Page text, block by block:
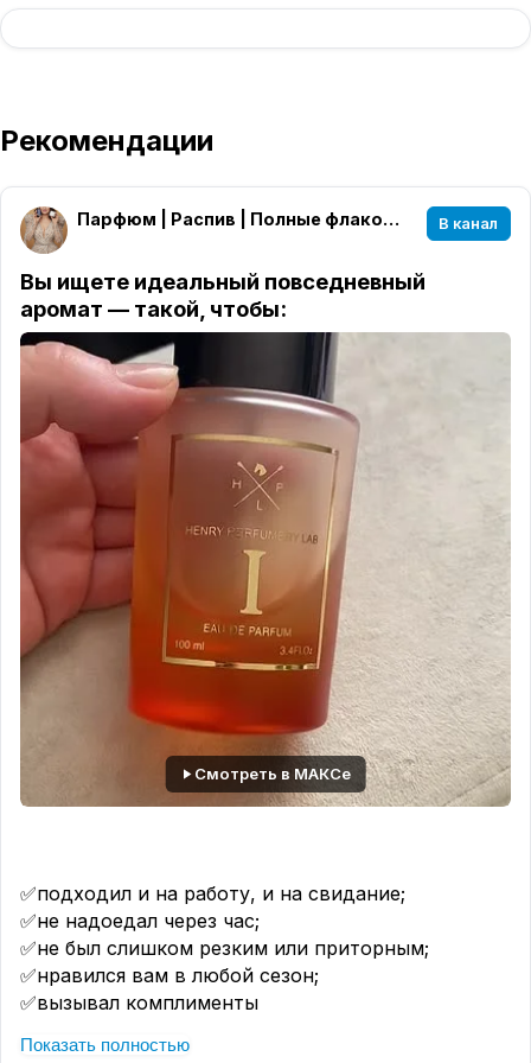
Рекомендации
Парфюм | Распив | Полные флаконы В канал
Вы ищете идеальный повседневный
аромат — такой, чтобы:
Смотреть в МАКСе
✅подходил и на работу, и на свидание;
✅не надоедал через час;
✅не был слишком резким или приторным;
✅нравился вам в любой сезон;
✅вызывал комплименты
HENRY PERFUMERIE LAB I — тот самый аромат!
Показать полностью